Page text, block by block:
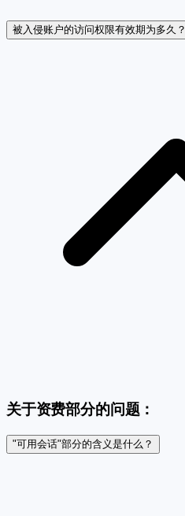
被入侵账户的访问权限有效期为多久？
关于资费部分的问题：
"可用会话"部分的含义是什么？